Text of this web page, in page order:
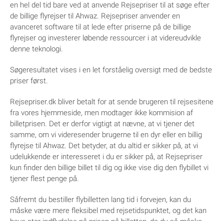
en hel del tid bare ved at anvende Rejsepriser til at søge efter
de billige flyrejser til Ahwaz. Rejsepriser anvender en
avanceret software til at lede efter priserne på de billige
flyrejser og investerer løbende ressourcer i at videreudvikle
denne teknologi.
Søgeresultatet vises i en let forståelig oversigt med de bedste
priser først.
Rejsepriser.dk bliver betalt for at sende brugeren til rejsesitene
fra vores hjemmeside, men modtager ikke kommision af
billetprisen. Det er derfor vigtigt at nævne, at vi tjener det
samme, om vi videresender brugerne til en dyr eller en billig
flyrejse til Ahwaz. Det betyder, at du altid er sikker på, at vi
udelukkende er interesseret i du er sikker på, at Rejsepriser
kun finder den billige billet til dig og ikke vise dig den flybillet vi
tjener flest penge på.
Såfremt du bestiller flybilletten lang tid i forvejen, kan du
måske være mere fleksibel med rejsetidspunktet, og det kan